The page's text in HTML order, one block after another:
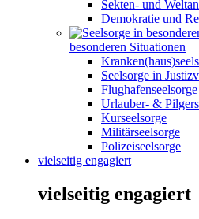
Sekten- und
Demokratie und
besonderen Situationen
Seelsorge in
Flughafenseelsorge
Urlauber- &
Kurseelsorge
Militärseelsorge
Polizeiseelsorge
vielseitig engagiert
vielseitig engagiert